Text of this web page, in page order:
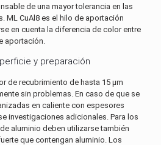
de una mayor tolerancia en las
ML CuAl8 es el hilo de aportación
en cuenta la diferencia de color entre
aportación.
y preparación
de recubrimiento de hasta 15 µm
sin problemas. En caso de que se
en caliente con espesores
investigaciones adicionales. Para los
aluminio deben utilizarse también
que contengan aluminio. Los